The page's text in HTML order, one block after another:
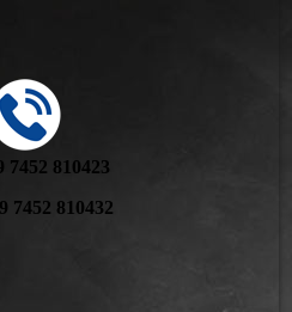
7452 810423
7452 810432